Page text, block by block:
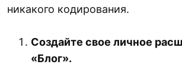
никакого кодирования.
Создайте свое личное
«Блог».